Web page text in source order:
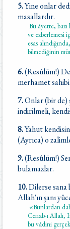
5.Yine onlar
masallardır.
Bu âyette,
ve ezberlemesi
esas
bilmediğinin
6.(Resûlüm!)
merhamet
7.Onlar (bir de)
indirilmeli,
8.Yahut
(Ayrıca) o
9.(Resûlüm!)
bulamazlar.
10.Dilerse sana
Allah'ın şanı
«Bunlardan
Cenab-ı Allah,
bu vâdini